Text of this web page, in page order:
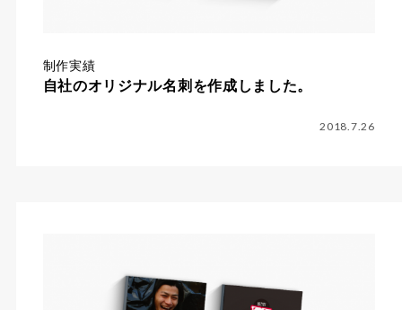
制作実績
自社のオリジナル名刺を作成しました。
2018.7.26